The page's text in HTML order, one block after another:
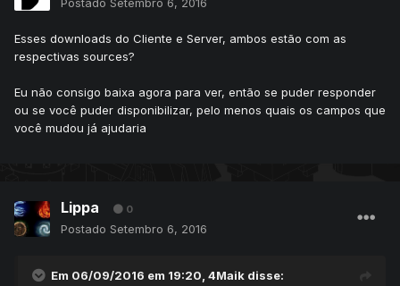
Postado Setembro 6, 2016
Esses downloads do Cliente e Server, ambos estão com as
respectivas sources?
Eu não consigo baixa agora para ver, então se puder responder
ou se você puder disponibilizar, pelo menos quais os campos que
você mudou já ajudaria
Lippa 0
Postado Setembro 6, 2016
Em 06/09/2016 em 19:20, 4Maik disse: